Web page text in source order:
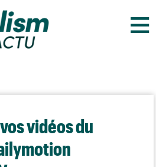
≡
vidéos du